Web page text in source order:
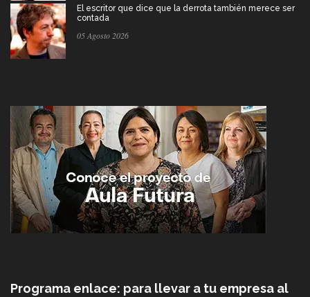
El escritor que dice que la derrota también merece ser
contada
05 Agosto 2026
Programa enlace: para llevar a tu empresa al